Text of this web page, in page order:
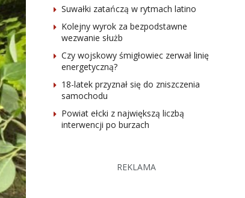
Suwałki zatańczą w rytmach latino
Kolejny wyrok za bezpodstawne
wezwanie służb
Czy wojskowy śmigłowiec zerwał linię
energetyczną?
18-latek przyznał się do zniszczenia
samochodu
Powiat ełcki z największą liczbą
interwencji po burzach
REKLAMA